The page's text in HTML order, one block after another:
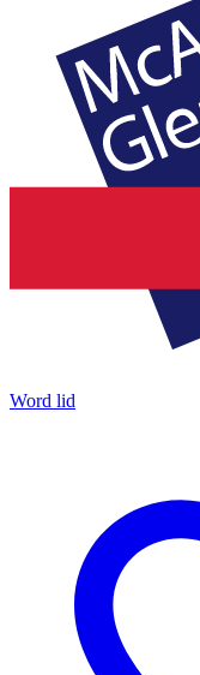
Word lid